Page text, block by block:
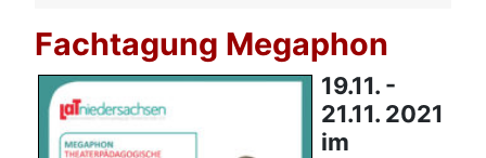
Fachtagung Megaphon
19.11. -
21.11. 2021
im